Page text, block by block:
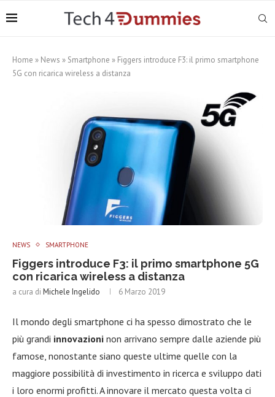
Home » News » Smartphone » Figgers introduce F3: il primo smartphone
5G con ricarica wireless a distanza
NEWS SMARTPHONE
Figgers introduce F3: il primo smartphone 5G
con ricarica wireless a distanza
a cura di Michele Ingelido 6 Marzo 2019
Il mondo degli smartphone ci ha spesso dimostrato che le
più grandi innovazioni non arrivano sempre dalle aziende più
famose, nonostante siano queste ultime quelle con la
maggiore possibilità di investimento in ricerca e sviluppo dati
i loro enormi profitti. A innovare il mercato questa volta ci